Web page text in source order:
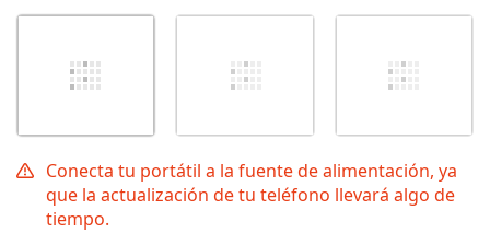
Conecta tu portátil a la fuente de alimentación, ya
que la actualización de tu teléfono llevará algo de
tiempo.